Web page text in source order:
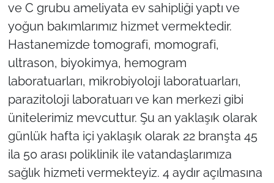
ve C grubu ameliyata ev sahipliği yaptı ve
yoğun bakımlarımız hizmet vermektedir.
Hastanemizde tomografi, momografi,
ultrason, biyokimya, hemogram
laboratuarları, mikrobiyoloji laboratuarları,
parazitoloji laboratuarı ve kan merkezi gibi
ünitelerimiz mevcuttur. Şu an yaklaşık olarak
günlük hafta içi yaklaşık olarak 22 branşta 45
ila 50 arası poliklinik ile vatandaşlarımıza
sağlık hizmeti vermekteyiz. 4 aydır açılmasına